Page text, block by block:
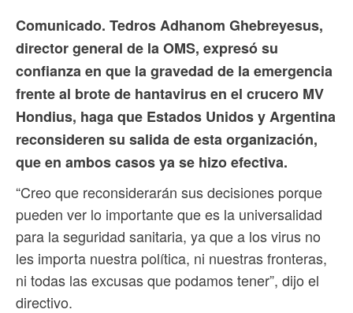
Comunicado. Tedros Adhanom Ghebreyesus,
director general de la OMS, expresó su
confianza en que la gravedad de la emergencia
frente al brote de hantavirus en el crucero MV
Hondius, haga que Estados Unidos y Argentina
reconsideren su salida de esta organización,
que en ambos casos ya se hizo efectiva.
“Creo que reconsiderarán sus decisiones porque
pueden ver lo importante que es la universalidad
para la seguridad sanitaria, ya que a los virus no
les importa nuestra política, ni nuestras fronteras,
ni todas las excusas que podamos tener”, dijo el
directivo.